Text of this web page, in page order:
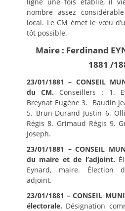
nombre assez
local. Le CM émet le vœu
tôt possible.
Maire : Ferdinand
1881 /
23/01/1881 – CONSEIL
du CM. Conseillers : 1.
Breynat Eugène 3. Baudin
5. Brun-Durand Justin 6.
Régis 8. Grimaud Régis 9.
Joseph.
23/01/1881 – CONSEIL
du maire et de l’adjoint.
Eynard, maire. Élection
adjoint.
23/01/1881 – CONSEIL
électorale. Désignation